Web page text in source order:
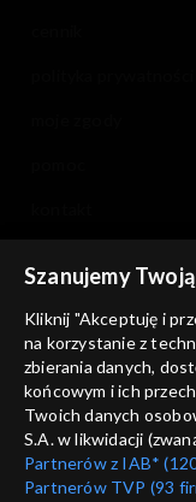
informacje o
Szanujemy
Kliknij "Akceptuję i
na korzystanie z
zbierania danych,
końcowym i ich
Twoich danych
S.A. w likwidacji
Partnerów z IAB*
Partnerów TVP (93